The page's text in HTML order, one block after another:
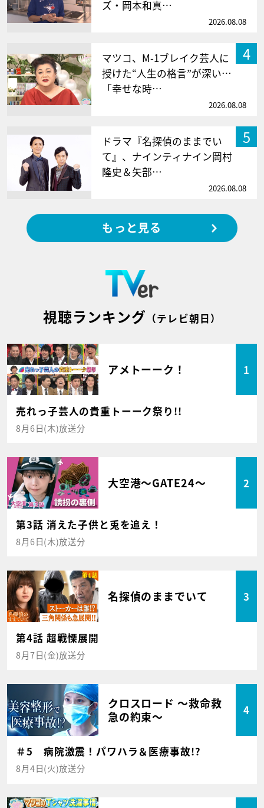
ズ・岡本和真…
2026.08.08
4
マツコ、M-1ブレイク芸人に
授けた“人生の格言”が深い…
「幸せな時…
2026.08.08
5
ドラマ『名探偵のままでい
て』、ナインティナイン岡村
隆史＆矢部…
2026.08.08
もっと見る
視聴ランキング （テレビ朝日）
アメトーーク！ 1
売れっ子芸人の貴重トーーク祭り!!
8月6日(木)放送分
大空港～GATE24～ 2
第3話 消えた子供と兎を追え！
8月6日(木)放送分
名探偵のままでいて 3
第4話 超戦慄展開
8月7日(金)放送分
クロスロード ～救命救
急の約束～
4
＃5 病院激震！パワハラ＆医療事故!?
8月4日(火)放送分